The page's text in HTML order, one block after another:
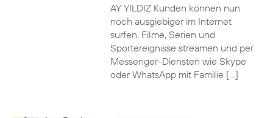
AY YILDIZ Kunden können nun
noch ausgiebiger im Internet
surfen, Filme, Serien und
Sportereignisse streamen und per
Messenger-Diensten wie Skype
oder WhatsApp mit Familie […]